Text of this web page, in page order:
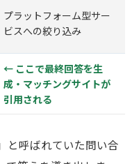
プラットフォーム型サー
ビスへの絞り込み
← ここで最終回答を生
成・マッチングサイトが
引用される
と呼ばれていた問い合